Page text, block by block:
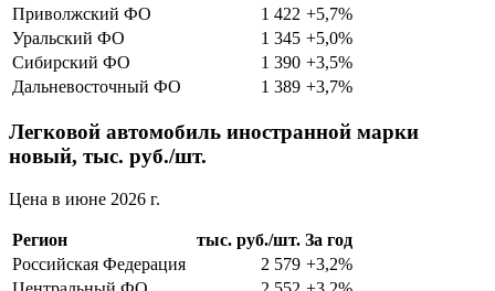
Приволжский ФО
1 422 +5,7%
Уральский ФО
1 345 +5,0%
Сибирский ФО
1 390 +3,5%
Дальневосточный ФО
1 389 +3,7%
Легковой автомобиль иностранной марки
новый, тыс. руб./шт.
Цена в июне 2026 г.
Регион тыс. руб./шт. За год
Российская Федерация
2 579 +3,2%